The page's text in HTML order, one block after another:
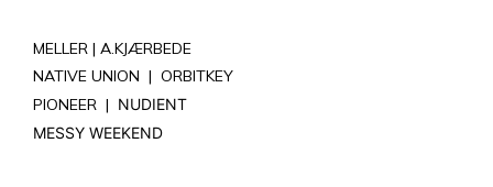
MELLER | A.KJÆRBEDE
NATIVE UNION | ORBITKEY
PIONEER | NUDIENT
MESSY WEEKEND